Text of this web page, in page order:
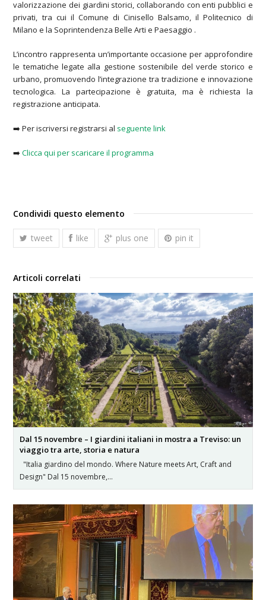
valorizzazione dei giardini storici, collaborando con enti pubblici e
privati, tra cui il Comune di Cinisello Balsamo, il Politecnico di
Milano e la Soprintendenza Belle Arti e Paesaggio .
L’incontro rappresenta un’importante occasione per approfondire
le tematiche legate alla gestione sostenibile del verde storico e
urbano, promuovendo l’integrazione tra tradizione e innovazione
tecnologica. La partecipazione è gratuita, ma è richiesta la
registrazione anticipata.
➡️ Per iscriversi registrarsi al seguente link
➡️Clicca qui per scaricare il programma
Condividi questo elemento
tweet like plus one pin it
Articoli correlati
Dal 15 novembre – I giardini italiani in mostra a Treviso: un
viaggio tra arte, storia e natura
"Italia giardino del mondo. Where Nature meets Art, Craft and
Design" Dal 15 novembre,…